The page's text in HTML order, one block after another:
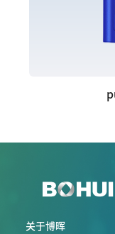
关于博晖